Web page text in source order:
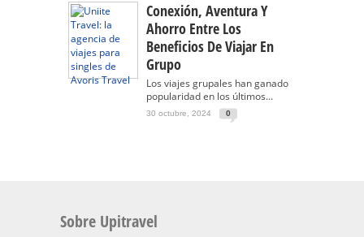
Conexión, Aventura Y
Ahorro Entre Los
Beneficios De Viajar En
Grupo
Los viajes grupales han ganado
popularidad en los últimos...
30 octubre, 2024 0
Sobre Upitravel